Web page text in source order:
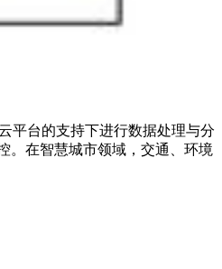
平台的支持下进行数据处理与分
。在智慧城市领域，交通、环境